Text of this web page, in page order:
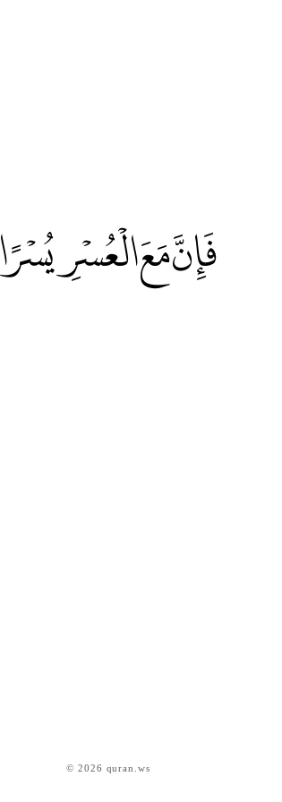
فَإِنَّ مَعَ الْعُسْرِ يُسْرًا
© 2026 quran.ws